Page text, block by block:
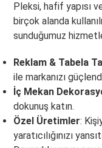
Pleksi, hafif yapısı
birçok alanda
sunduğumuz
Reklam & Tabela
ile markanızı
İç Mekan
dokunuş katın.
Özel Üretimler:
yaratıcılığınızı